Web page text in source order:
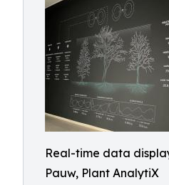
Real-time data
Pauw, Plant AnalytiX